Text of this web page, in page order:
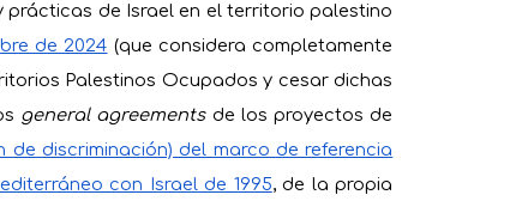
de Israel en el territorio palestino
de 2024 (que considera completamente
Palestinos Ocupados y cesar dichas
general agreementsde los proyectos de
discriminación) del marco de referencia
con Israel de 1995, de la propia